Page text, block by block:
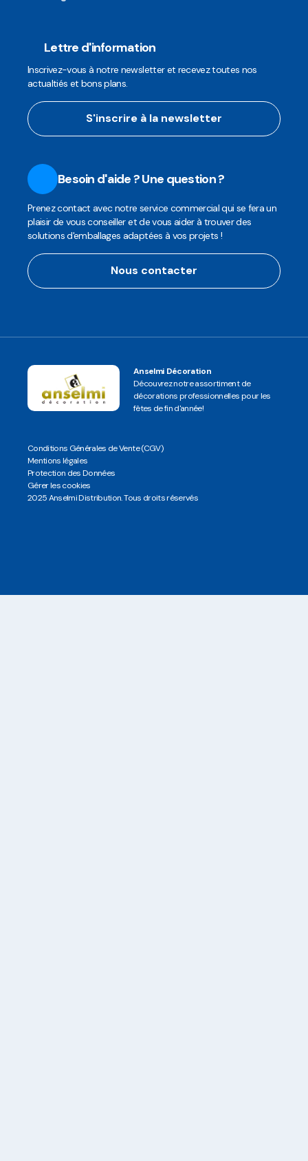
Lettre d'information
Inscrivez-vous à notre newsletter et recevez toutes nos
actualtiés et bons plans.
S'inscrire à la newsletter
Besoin d'aide ? Une question ?
Prenez contact avec notre service commercial qui se fera un
plaisir de vous conseiller et de vous aider à trouver des
solutions d'emballages adaptées à vos projets !
Nous contacter
Anselmi Décoration
Découvrez notre assortiment de
décorations professionnelles pour les
fêtes de fin d'année!
Conditions Générales de Vente (CGV)
Mentions légales
Protection des Données
Gérer les cookies
2025 Anselmi Distribution. Tous droits réservés